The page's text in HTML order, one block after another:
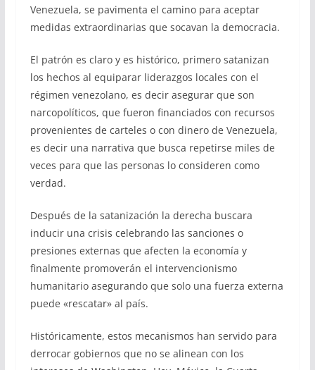
Venezuela, se pavimenta el camino para aceptar
medidas extraordinarias que socavan la democracia.
El patrón es claro y es histórico, primero satanizan
los hechos al equiparar liderazgos locales con el
régimen venezolano, es decir asegurar que son
narcopolíticos, que fueron financiados con recursos
provenientes de carteles o con dinero de Venezuela,
es decir una narrativa que busca repetirse miles de
veces para que las personas lo consideren como
verdad.
Después de la satanización la derecha buscara
inducir una crisis celebrando las sanciones o
presiones externas que afecten la economía y
finalmente promoverán el intervencionismo
humanitario asegurando que solo una fuerza externa
puede «rescatar» al país.
Históricamente, estos mecanismos han servido para
derrocar gobiernos que no se alinean con los